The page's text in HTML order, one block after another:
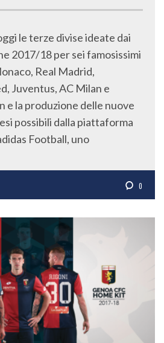
le terze divise ideate dai
2017/18 per sei famosissimi
Real Madrid,
Juventus, AC Milan e
e la produzione delle nuove
possibili dalla piattaforma
Football, uno
0